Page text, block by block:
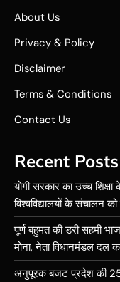
About Us
Privacy & Policy
Disclaimer
Terms & Conditions
Contact Us
Recent Posts
योगी सरकार का उच्च
विश्वविद्यालयों के संचालन को
पूर्ण बहुमत की डरी सहमी
मोना, नेता विधानमंडल दल
अनुपूरक बजट प्रदेश की